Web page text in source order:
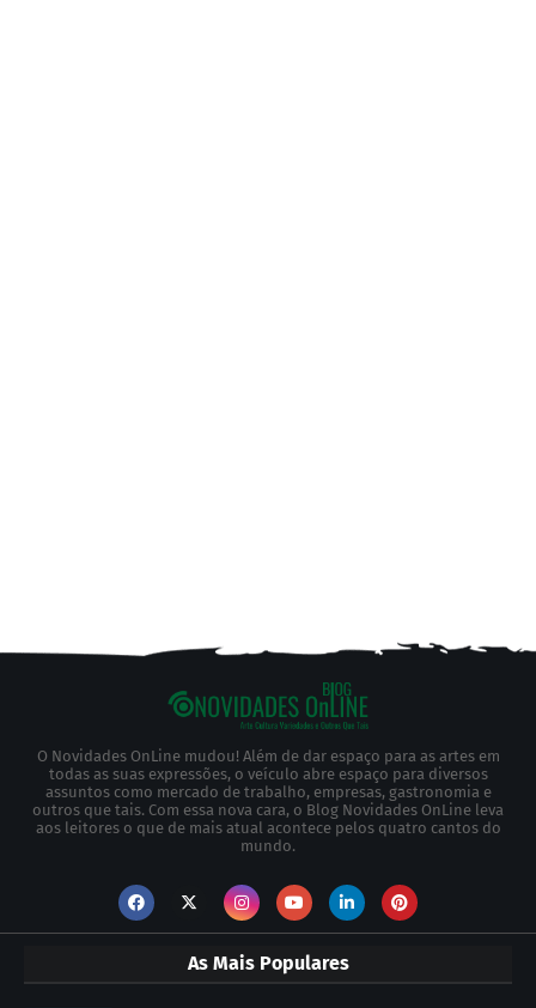
O Novidades OnLine mudou! Além de dar espaço para as artes em
todas as suas expressões, o veículo abre espaço para diversos
assuntos como mercado de trabalho, empresas, gastronomia e
outros que tais. Com essa nova cara, o Blog Novidades OnLine leva
aos leitores o que de mais atual acontece pelos quatro cantos do
mundo.
As Mais Populares